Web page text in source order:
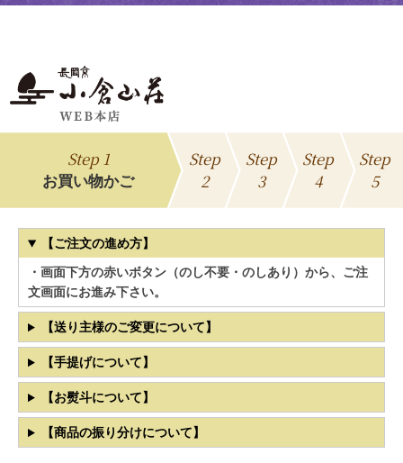
Step 1
お買い物かご
Step
2
Step
3
Step
4
Step
5
【ご注文の進め方】
・画面下方の赤いボタン（のし不要・のしあり）から、ご注
文画面にお進み下さい。
【送り主様のご変更について】
【手提げについて】
【お熨斗について】
【商品の振り分けについて】